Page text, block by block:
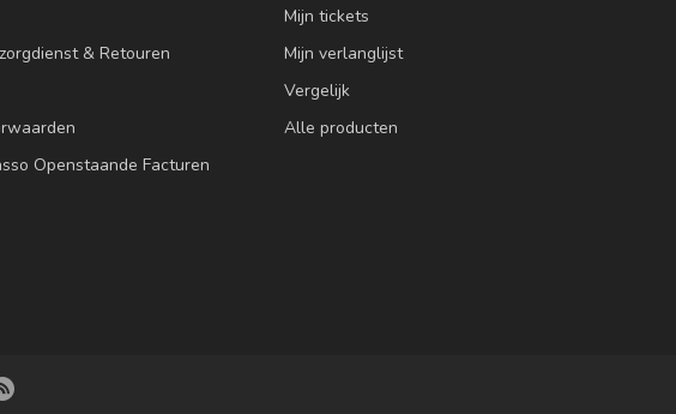
& Retouren
Openstaande Facturen
Mijn tickets
Mijn verlanglijst
Vergelijk
Alle producten